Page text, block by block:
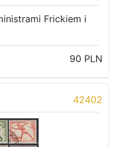
Frickiem i
90 PLN
42402